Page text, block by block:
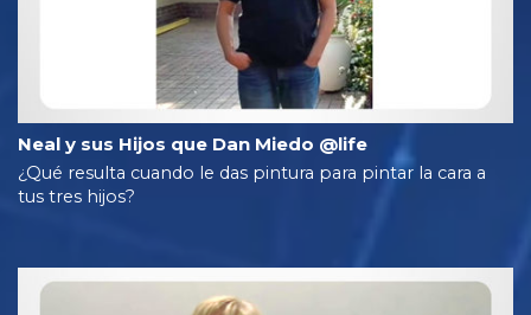
Neal y sus Hijos que Dan Miedo @life
¿Qué resulta cuando le das pintura para pintar la cara a
tus tres hijos?